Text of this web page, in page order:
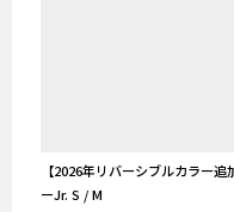
【2026年リバーシブルカラー
ーJr. S / M